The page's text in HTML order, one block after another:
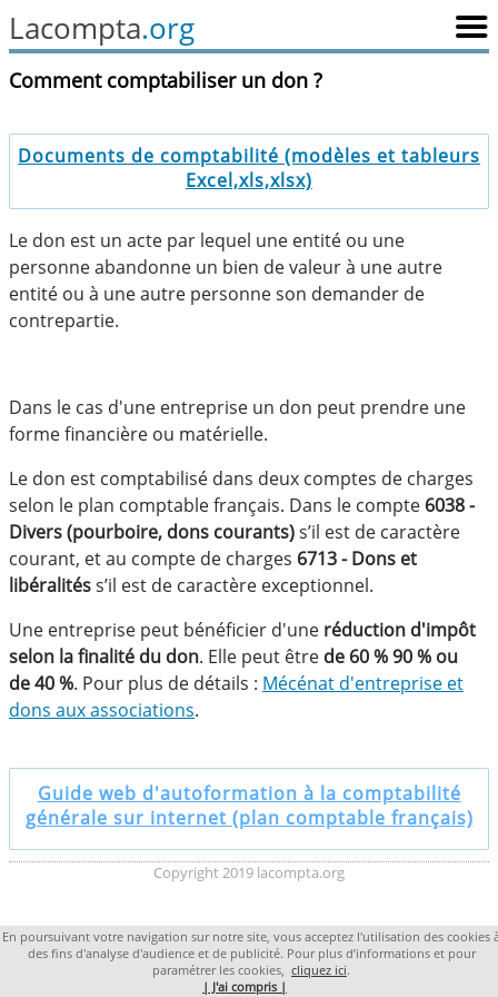
Lacompta.org
Comment comptabiliser un don ?
Documents de comptabilité (modèles et tableurs
Excel,xls,xlsx)
Le don est un acte par lequel une entité ou une
personne abandonne un bien de valeur à une autre
entité ou à une autre personne son demander de
contrepartie.
Dans le cas d'une entreprise un don peut prendre une
forme financière ou matérielle.
Le don est comptabilisé dans deux comptes de charges
selon le plan comptable français. Dans le compte 6038 -
Divers (pourboire, dons courants)s’il est de caractère
courant, et au compte de charges 6713 - Dons et
libéralitéss’il est de caractère exceptionnel.
Une entreprise peut bénéficier d'une réduction d'impôt
selon la finalité du don. Elle peut être de 60 % 90 % ou
de 40 %. Pour plus de détails : Mécénat d'entreprise et
dons aux associations.
Guide web d'autoformation à la comptabilité
générale sur internet (plan comptable français)
Copyright 2019 lacompta.org
En poursuivant votre navigation sur notre site, vous acceptez l'utilisation des cookies
des fins d'analyse d'audience et de publicité. Pour plus d’informations et pour
paramétrer les cookies, cliquez ici.
| J'ai compris |